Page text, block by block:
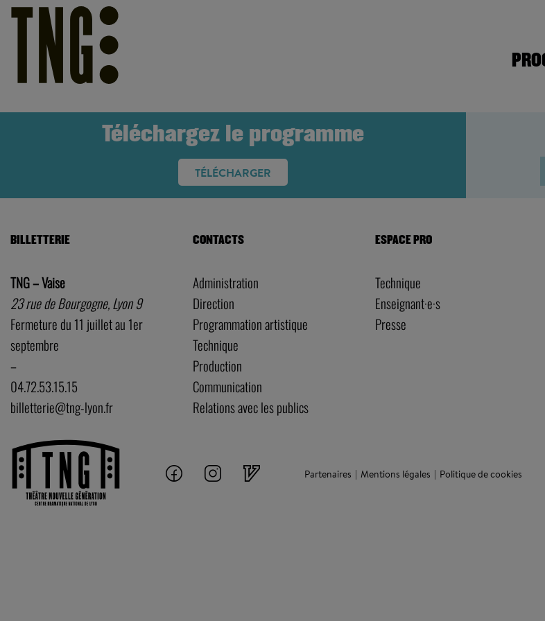
Téléchargez le programme
TÉLÉCHARGER
BILLETTERIE
TNG – Vaise
23 rue de Bourgogne, Lyon 9
Fermeture du 11 juillet au 1er
septembre
–
04.72.53.15.15
billetterie@tng-lyon.fr
CONTACTS
Administration
Direction
Programmation artistique
Technique
Production
Communication
Relations avec les publics
ESPACE PRO
Technique
Enseignant·e·s
Presse
Partenaires Mentions légales Politique de cookies